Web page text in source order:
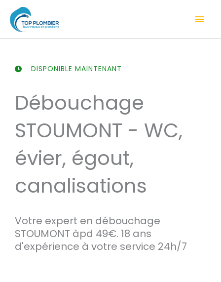
contenu
DISPONIBLE MAINTENANT
Débouchage
STOUMONT - WC,
évier, égout,
canalisations
Votre expert en débouchage
STOUMONT àpd 49€. 18 ans
d'expérience à votre service 24h/7